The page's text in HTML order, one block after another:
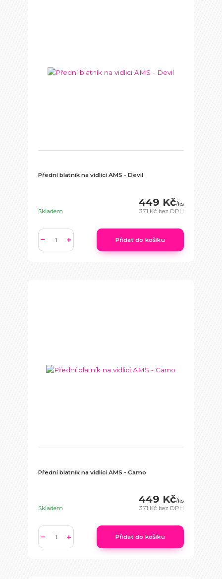
Přední blatník na vidlici AMS - Devil
449 Kč/ks
371 Kč bez DPH
Skladem
Přidat do košíku
Přední blatník na vidlici AMS - Camo
449 Kč/ks
371 Kč bez DPH
Skladem
Přidat do košíku